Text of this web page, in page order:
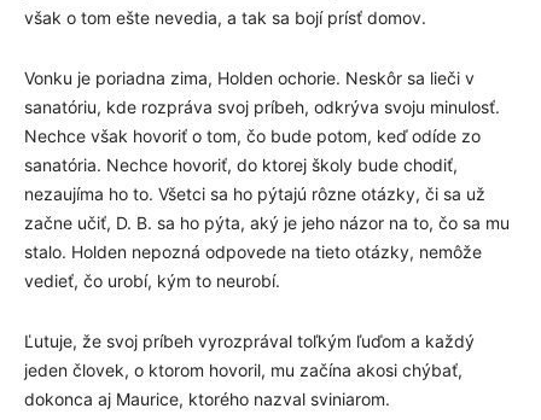
však o tom ešte nevedia, a tak sa bojí prísť domov.
Vonku je poriadna zima, Holden ochorie. Neskôr sa lieči v
sanatóriu, kde rozpráva svoj príbeh, odkrýva svoju minulosť.
Nechce však hovoriť o tom, čo bude potom, keď odíde zo
sanatória. Nechce hovoriť, do ktorej školy bude chodiť,
nezaujíma ho to. Všetci sa ho pýtajú rôzne otázky, či sa už
začne učiť, D. B. sa ho pýta, aký je jeho názor na to, čo sa mu
stalo. Holden nepozná odpovede na tieto otázky, nemôže
vedieť, čo urobí, kým to neurobí.
Ľutuje, že svoj príbeh vyrozprával toľkým ľuďom a každý
jeden človek, o ktorom hovoril, mu začína akosi chýbať,
dokonca aj Maurice, ktorého nazval sviniarom.